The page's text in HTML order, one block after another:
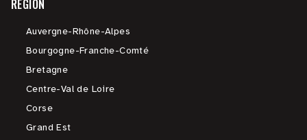
RÉGION
Auvergne-Rhône-Alpes
Bourgogne-Franche-Comté
Bretagne
Centre-Val de Loire
Corse
Grand Est